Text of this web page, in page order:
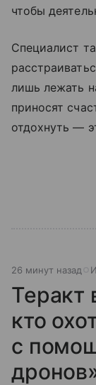
чтобы
Специалист
лишь лежать
приносят
отдохнуть —
26 минут назад
Теракт
кто
с